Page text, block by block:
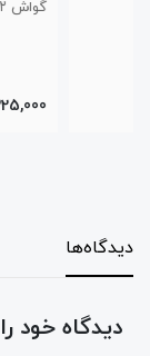
تومان
دیدگاه‌ها
دیدگاه خود